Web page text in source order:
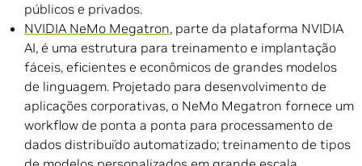
públicos e privados.
NVIDIA NeMo Megatron, parte da plataforma NVIDIA
AI, é uma estrutura para treinamento e implantação
fáceis, eficientes e econômicos de grandes modelos
de linguagem. Projetado para desenvolvimento de
aplicações corporativas, o NeMo Megatron fornece um
workflow de ponta a ponta para processamento de
dados distribuído automatizado; treinamento de tipos